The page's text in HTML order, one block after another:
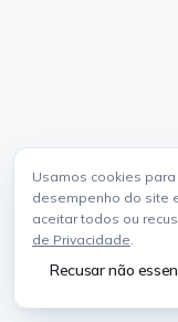
Usamos cookies
desempenho do site
aceitar todos ou
de Privacidade.
Recusar não